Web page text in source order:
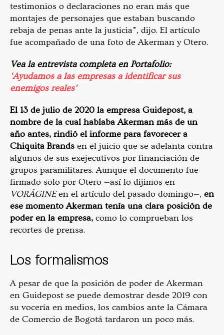
testimonios o declaraciones no eran más que
montajes de personajes que estaban buscando
rebaja de penas ante la justicia”, dijo. El artículo
fue acompañado de una foto de Akerman y Otero.
Vea la entrevista completa en Portafolio:
‘Ayudamos a las empresas a identificar sus
enemigos reales’
El 13 de julio de 2020 la empresa Guidepost, a
nombre de la cual hablaba Akerman más de un
año antes, rindió el informe para favorecer a
Chiquita Brands en el juicio que se adelanta contra
algunos de sus exejecutivos por financiación de
grupos paramilitares. Aunque el documento fue
firmado solo por Otero —así lo dijimos en
VORÁGINEen el artículo del pasado domingo—, en
ese momento Akerman tenía una clara posición de
poder en la empresa, como lo comprueban los
recortes de prensa.
Los formalismos
A pesar de que la posición de poder de Akerman
en Guidepost se puede demostrar desde 2019 con
su vocería en medios, los cambios ante la Cámara
de Comercio de Bogotá tardaron un poco más.